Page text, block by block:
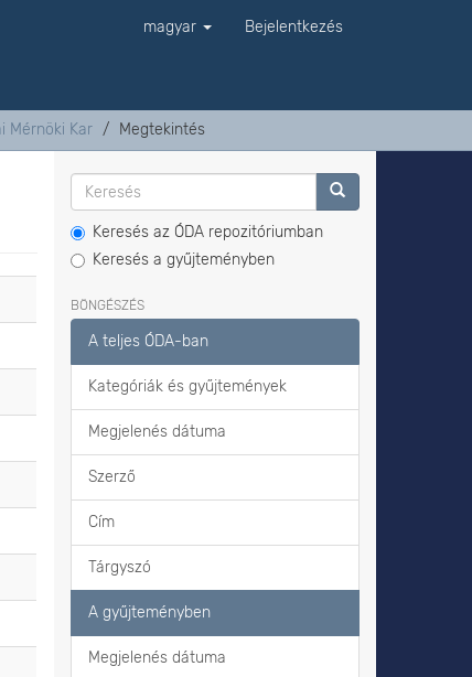
magyar Bejelentkezés
Mérnöki Kar Megtekintés
Keresés az ÓDA repozitóriumban
Keresés a gyűjteményben
BÖNGÉSZÉS
A teljes ÓDA-ban
Kategóriák és gyűjtemények
Megjelenés dátuma
Szerző
Cím
Tárgyszó
A gyűjteményben
Megjelenés dátuma